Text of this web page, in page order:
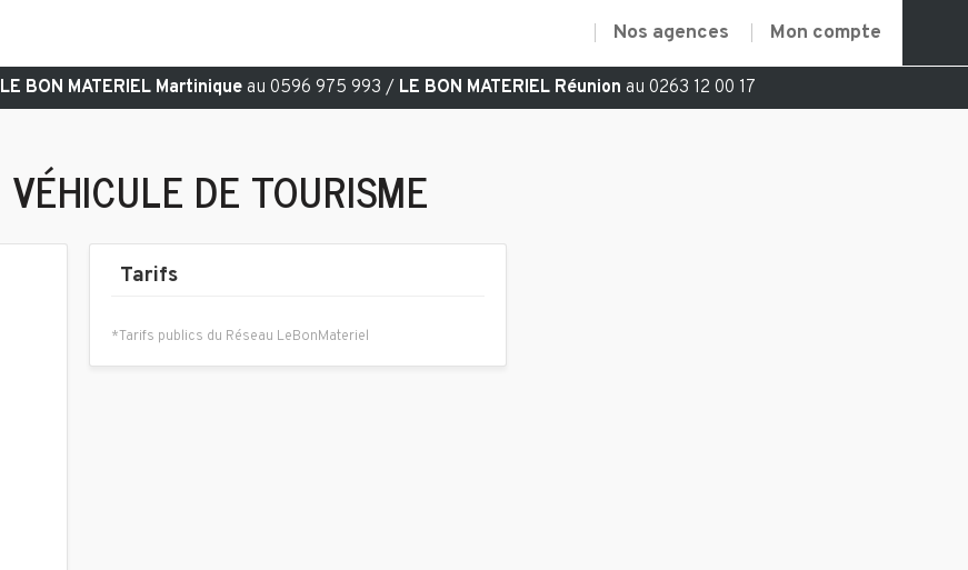
Nos agences Mon compte
LE BON MATERIEL Martinique au 0596 975 993 / LE BON MATERIEL Réunion au 0263 12 00 17
VÉHICULE DE TOURISME
Tarifs
*Tarifs publics du Réseau LeBonMateriel